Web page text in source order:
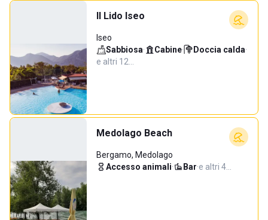
Il Lido Iseo
Iseo
Sabbiosa· Cabine· Doccia calda·
e altri 12…
Medolago Beach
Bergamo, Medolago
Accesso animali· Bar·e altri 4…